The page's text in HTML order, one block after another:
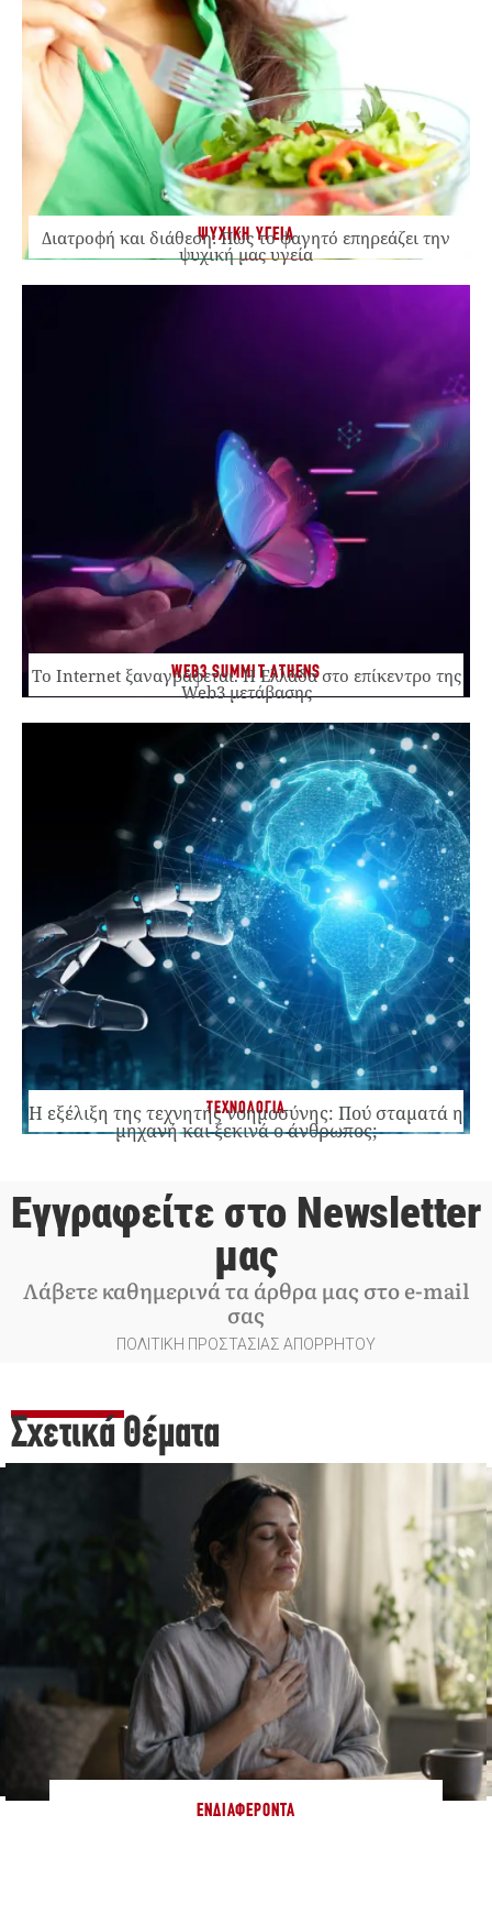
ΨΥΧΙΚΗ ΥΓΕΙΑ
Διατροφή και διάθεση: Πώς το φαγητό επηρεάζει την
ψυχική μας υγεία
WEB3 SUMMIT ATHENS
Το Internet ξαναγράφεται. Η Ελλάδα στο επίκεντρο της
Web3 μετάβασης
ΤΕΧΝΟΛΟΓΙΑ
Η εξέλιξη της τεχνητής νοημοσύνης: Πού σταματά η
μηχανή και ξεκινά ο άνθρωπος;
Εγγραφείτε στο Newsletter
μας
Λάβετε καθημερινά τα άρθρα μας στο e-mail
σας
ΠΟΛΙΤΙΚΗ ΠΡΟΣΤΑΣΙΑΣ ΑΠΟΡΡΗΤΟΥ
Σχετικά Θέματα
ΕΝΔΙΑΦΈΡΟΝΤΑ